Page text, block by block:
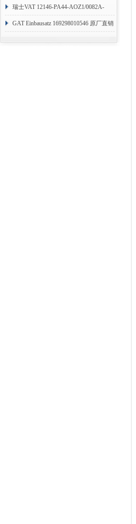
目表）
瑞士VAT 12146-PA44-AOZ1/0082A-
1173938
GAT Einbausatz 169298010546 原厂直销